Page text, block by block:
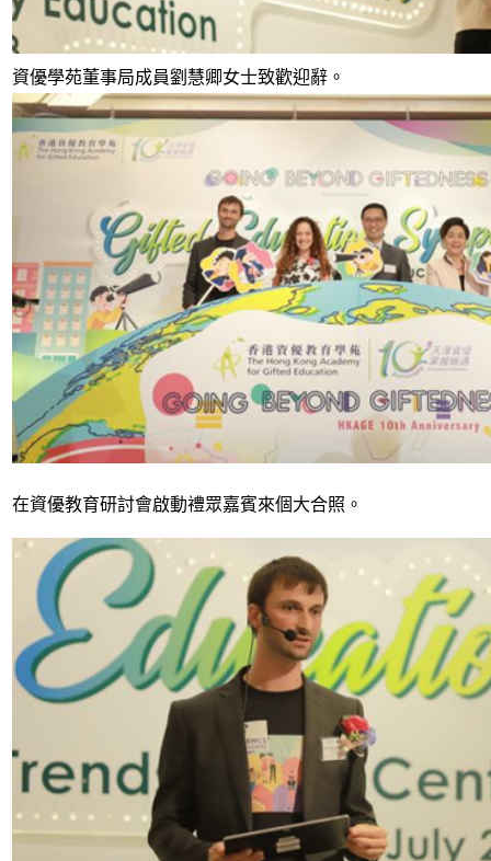
資優學苑董事局成員劉慧卿女士致歡迎辭。
在資優教育研討會啟動禮眾嘉賓來個大合照。